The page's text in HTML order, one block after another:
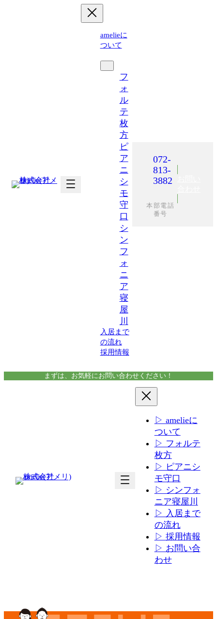
amelieに
ついて
フ
ォ
ル
テ
枚
方
ピ
ア
ニ
シ
モ
守
口
シ
ン
フ
ォ
ニ
ア
寝
屋
川
入居まで
の流れ
採用情報
072-
813-
3882
本部電話
番号
まずは、お気軽にお問い合わせください！
▷ amelieに
ついて
▷ フォルテ
枚方
▷ ピアニシ
モ守口
▷ シンフォ
ニア寝屋川
▷ 入居まで
の流れ
▷ 採用情報
▷ お問い合
わせ